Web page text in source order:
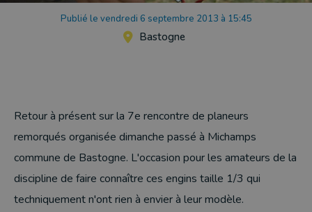
Publié le vendredi 6 septembre 2013 à 15:45
Bastogne
Retour à présent sur la 7e rencontre de planeurs
remorqués organisée dimanche passé à Michamps
commune de Bastogne. L'occasion pour les amateurs de la
discipline de faire connaître ces engins taille 1/3 qui
techniquement n'ont rien à envier à leur modèle.